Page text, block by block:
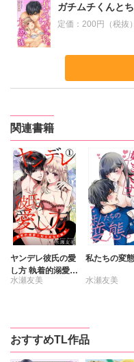
ガチムチくんと
定価： 200円（税抜）
関連書籍
ヤンデレ彼氏の愛
し方 執着的溺愛で
知る本当の絶頂
水瀬友美
私たちの変態
水瀬友美
おすすめTL作品